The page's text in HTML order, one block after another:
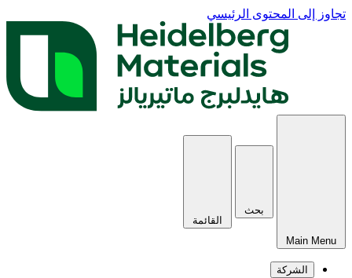
تجاوز إلى المحتوى الرئيسي
Main Menu
بحث
القائمة
الشركة